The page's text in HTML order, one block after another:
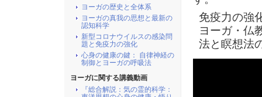
免疫力の強
ヨーガ・仏
法と瞑想法
ヨーガの歴史と全体系
ヨーガの真我の思想と最新の
認知科学
新型コロナウイルスの感染問
題と免疫力の強化
心身の健康の鍵： 自律神経の
制御とヨーガの呼吸法
ヨーガに関する講義動画
『総合解説：気の霊的科学：